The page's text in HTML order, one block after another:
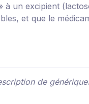
un excipient
et que le
de